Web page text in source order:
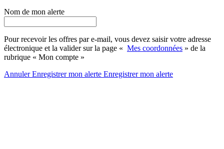
Nom de mon alerte
Pour recevoir les offres par e-mail, vous devez saisir votre adresse
électronique et la valider sur la page « Mes coordonnées » de la
rubrique « Mon compte »
AnnulerEnregistrer mon alerte Enregistrermon alerte